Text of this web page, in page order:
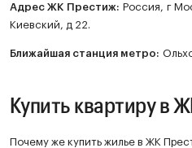
Адрес ЖК Престиж: Россия, г
Киевский, д 22.
Ближайшая станция метро:
Купить квартиру в
Почему же купить жилье в ЖК